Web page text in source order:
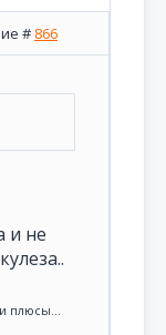
# 866
и не
плюсы...